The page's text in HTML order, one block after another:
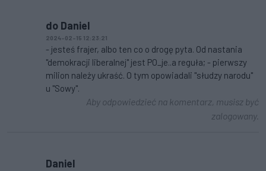
do Daniel
2024-02-15 12:23:21
- jesteś frajer, albo ten co o drogę pyta. Od nastania
"demokracji liberalnej" jest PO_je..a reguła; - pierwszy
milion należy ukraść. O tym opowiadali "słudzy narodu"
u "Sowy".
Aby odpowiedzieć na komentarz, musisz być
zalogowany.
Daniel